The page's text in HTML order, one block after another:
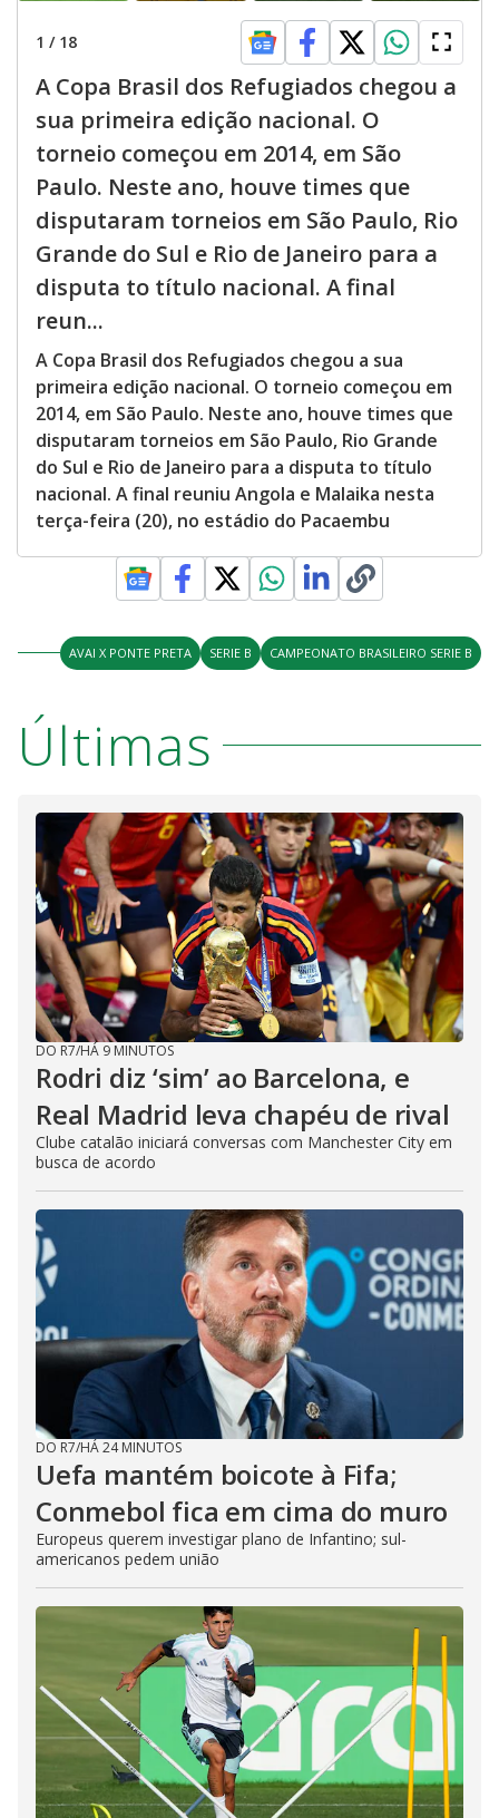
1 / 18
A Copa Brasil dos Refugiados chegou a
sua primeira edição nacional. O
torneio começou em 2014, em São
Paulo. Neste ano, houve times que
disputaram torneios em São Paulo, Rio
Grande do Sul e Rio de Janeiro para a
disputa to título nacional. A final
reun...
A Copa Brasil dos Refugiados chegou a sua
primeira edição nacional. O torneio começou em
2014, em São Paulo. Neste ano, houve times que
disputaram torneios em São Paulo, Rio Grande
do Sul e Rio de Janeiro para a disputa to título
nacional. A final reuniu Angola e Malaika nesta
terça-feira (20), no estádio do Pacaembu
AVAI X PONTE PRETA SERIE B CAMPEONATO BRASILEIRO SERIE B
Últimas
DO R7/HÁ 9 MINUTOS
Rodri diz ‘sim’ ao Barcelona, e
Real Madrid leva chapéu de rival
Clube catalão iniciará conversas com Manchester City em
busca de acordo
DO R7/HÁ 24 MINUTOS
Uefa mantém boicote à Fifa;
Conmebol fica em cima do muro
Europeus querem investigar plano de Infantino; sul-
americanos pedem união